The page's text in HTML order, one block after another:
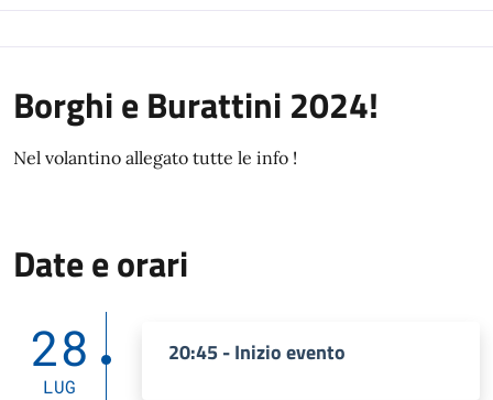
Borghi e Burattini 2024!
Nel volantino allegato tutte le info !
Date e orari
28
LUG
20:45 - Inizio evento